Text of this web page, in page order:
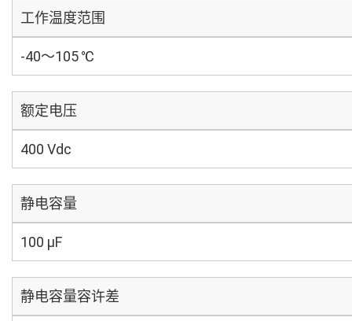
工作温度范围
-40～105 ℃
额定电压
400 Vdc
静电容量
100 µF
静电容量容许差